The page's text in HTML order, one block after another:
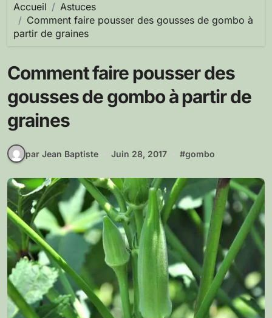
Accueil
Astuces
Comment faire pousser des gousses de gombo à
partir de graines
Comment faire pousser des
gousses de gombo à partir de
graines
par Jean Baptiste Juin 28, 2017 #gombo